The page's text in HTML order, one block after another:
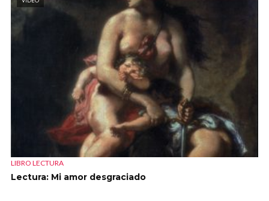
LIBRO LECTURA
Lectura: Mi amor desgraciado